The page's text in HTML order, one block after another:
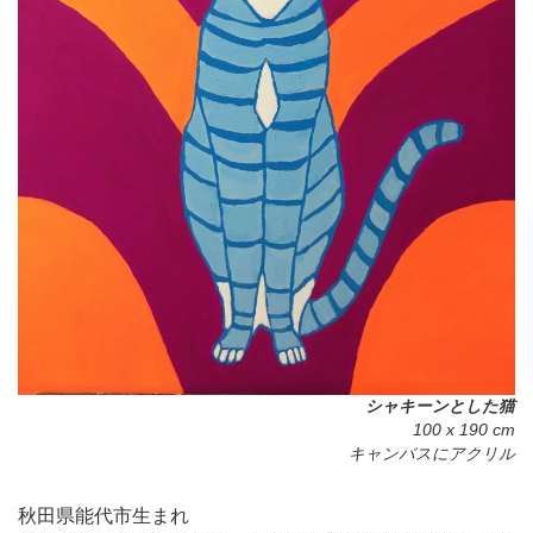
シャキーンとした猫
100 x 190 cm
キャンバスにアクリル
秋田県能代市生まれ